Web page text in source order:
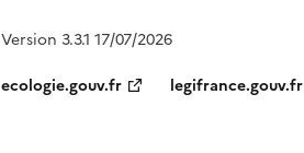
Version 3.3.1 17/07/2026
ecologie.gouv.fr
legifrance.gouv.fr